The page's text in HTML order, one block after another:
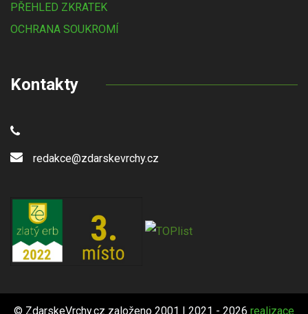
PŘEHLED ZKRATEK
OCHRANA SOUKROMÍ
Kontakty
redakce@zdarskevrchy.cz
© ZdarskeVrchy.cz založeno 2001 | 2021 - 2026 realizace